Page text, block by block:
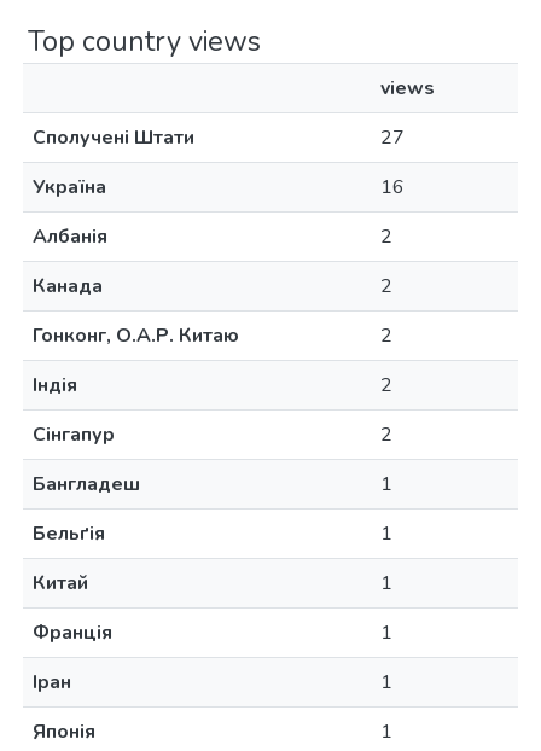
Top country views
views
Сполучені Штати
27
Україна
16
Албанія
2
Канада
2
Гонконг, О.А.Р. Китаю
2
Індія
2
Сінгапур
2
Бангладеш
1
Бельґія
1
Китай
1
Франція
1
Іран
1
Японія
1